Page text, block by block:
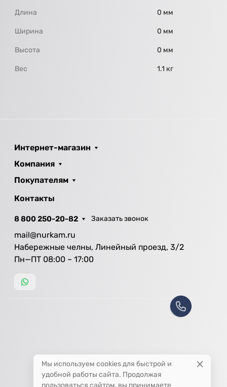
Длина 0 мм
Ширина 0 мм
Высота 0 мм
Вес 1.1 кг
Интернет-магазин
Компания
Покупателям
Контакты
8 800 250-20-82 Заказать звонок
mail@nurkam.ru
Набережные челны, Линейный проезд, 3/2
Пн—ПТ 08:00 – 17:00
Мы используем cookies для быстрой и
удобной работы сайта. Продолжая
пользоваться сайтом, вы принимаете